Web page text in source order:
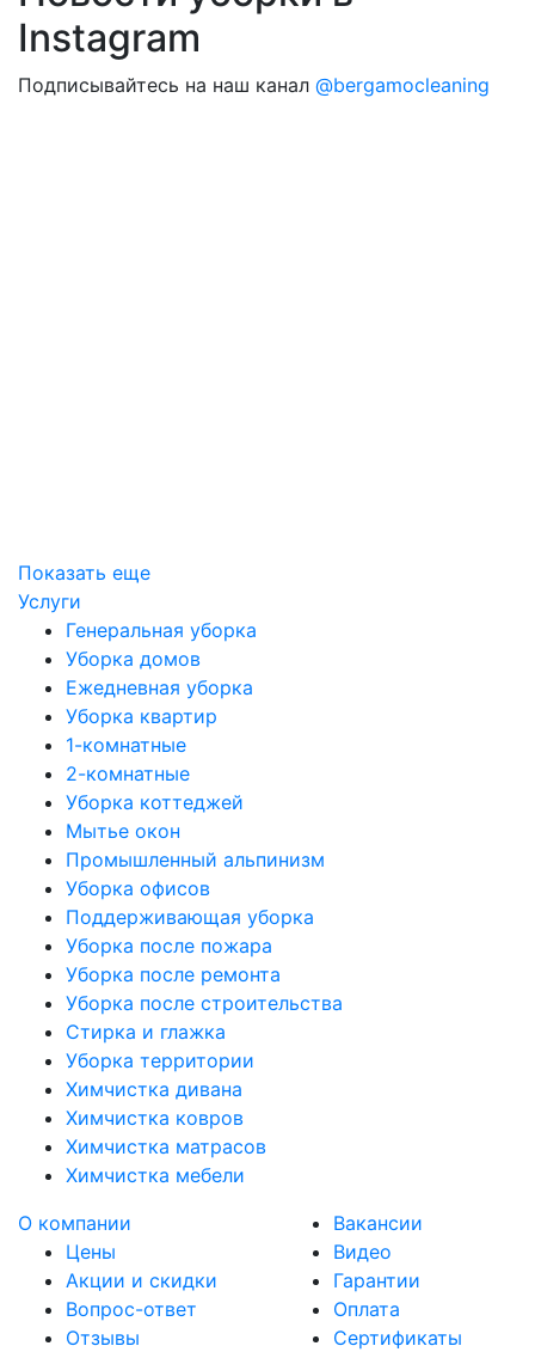
Instagram
Подписывайтесь на наш канал @bergamocleaning
Показать еще
Услуги
Генеральная уборка
Уборка домов
Ежедневная уборка
Уборка квартир
1-комнатные
2-комнатные
Уборка коттеджей
Мытье окон
Промышленный альпинизм
Уборка офисов
Поддерживающая уборка
Уборка после пожара
Уборка после ремонта
Уборка после строительства
Стирка и глажка
Уборка территории
Химчистка дивана
Химчистка ковров
Химчистка матрасов
Химчистка мебели
О компании
Цены
Акции и скидки
Вопрос-ответ
Отзывы
Вакансии
Видео
Гарантии
Оплата
Сертификаты